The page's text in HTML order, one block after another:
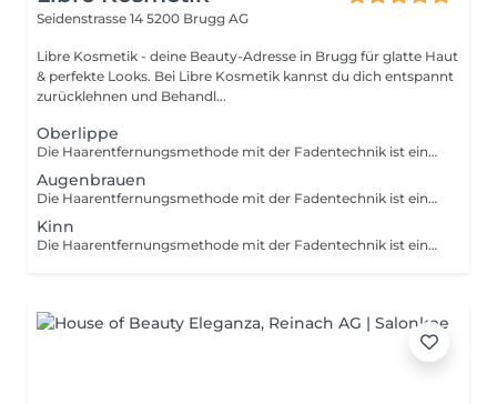
Seidenstrasse 14 5200 Brugg AG
Libre Kosmetik - deine Beauty-Adresse in Brugg für glatte Haut
& perfekte Looks. Bei Libre Kosmetik kannst du dich entspannt
zurücklehnen und Behandl...
Oberlippe
Die Haarentfernungsmethode mit der Fadentechnik ist eine natürliche und effektive Ausführung, die gleichzeitig sanfter für deine Haut ist. Wenn du empfindliche und zarte Haut hast, aber dennoch kleine Härchen oder Flaum und unerwünschte Gesichtsbehaarung loswerden möchtest, probier doch mal die Fadentechnik aus.
Augenbrauen
Die Haarentfernungsmethode mit der Fadentechnik ist eine natürliche und effektive Ausführung, die gleichzeitig sanfter für deine Haut ist. Wenn du empfindliche und zarte Haut hast, aber dennoch kleine Härchen oder Flaum und unerwünschte Gesichtsbehaarung loswerden möchtest, probier doch mal die Fadentechnik aus.
Kinn
Die Haarentfernungsmethode mit der Fadentechnik ist eine natürliche und effektive Ausführung, die gleichzeitig sanfter für deine Haut ist. Wenn du empfindliche und zarte Haut hast, aber dennoch kleine Härchen oder Flaum und unerwünschte Gesichtsbehaarung loswerden möchtest, probier doch mal die Fadentechnik aus.